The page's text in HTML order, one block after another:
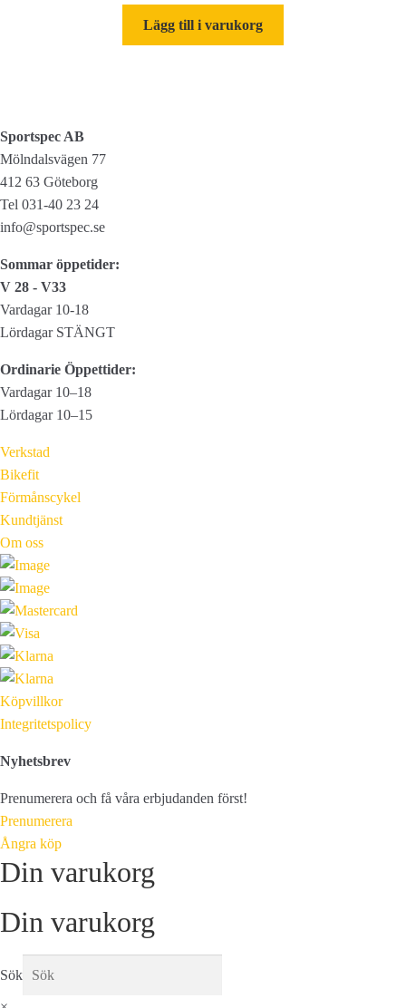
väljas
Lägg till i varukorg
Sportspec AB
Mölndalsvägen 77
412 63 Göteborg
Tel 031-40 23 24
info@sportspec.se
Sommar öppetider:
V 28 - V33
Vardagar 10-18
Lördagar STÄNGT
Ordinarie Öppettider:
Vardagar 10–18
Lördagar 10–15
Verkstad
Bikefit
Förmånscykel
Kundtjänst
Om oss
Köpvillkor
Integritetspolicy
Nyhetsbrev
Prenumerera och få våra erbjudanden först!
Prenumerera
Ångra köp
Din varukorg
Din varukorg
Sök